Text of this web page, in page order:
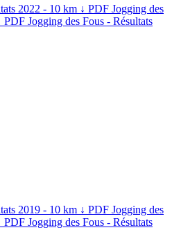
2022 - 10 km ↓ PDF Jogging des
PDF Jogging des Fous - Résultats
2019 - 10 km ↓ PDF Jogging des
PDF Jogging des Fous - Résultats